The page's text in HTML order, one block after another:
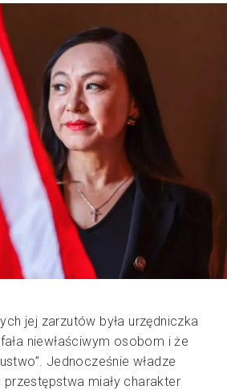
jej zarzutów była urzędniczka
niewłaściwym osobom i że
Jednocześnie władze
przestępstwa miały charakter